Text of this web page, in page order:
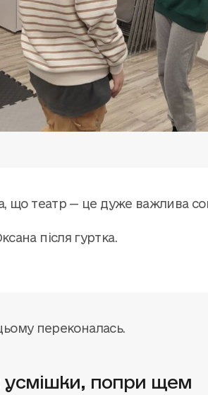
що театр — це дуже важлива
після гуртка.
переконалась.
попри щем